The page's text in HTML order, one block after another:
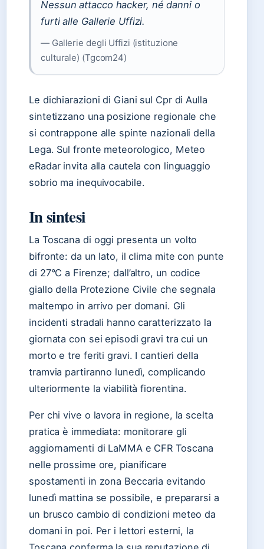
Nessun attacco hacker, né danni o
furti alle Gallerie Uffizi.
— Gallerie degli Uffizi (istituzione
culturale) (Tgcom24)
Le dichiarazioni di Giani sul Cpr di Aulla
sintetizzano una posizione regionale che
si contrappone alle spinte nazionali della
Lega. Sul fronte meteorologico, Meteo
eRadar invita alla cautela con linguaggio
sobrio ma inequivocabile.
In sintesi
La Toscana di oggi presenta un volto
bifronte: da un lato, il clima mite con punte
di 27°C a Firenze; dall’altro, un codice
giallo della Protezione Civile che segnala
maltempo in arrivo per domani. Gli
incidenti stradali hanno caratterizzato la
giornata con sei episodi gravi tra cui un
morto e tre feriti gravi. I cantieri della
tramvia partiranno lunedì, complicando
ulteriormente la viabilità fiorentina.
Per chi vive o lavora in regione, la scelta
pratica è immediata: monitorare gli
aggiornamenti di LaMMA e CFR Toscana
nelle prossime ore, pianificare
spostamenti in zona Beccaria evitando
lunedì mattina se possibile, e prepararsi a
un brusco cambio di condizioni meteo da
domani in poi. Per i lettori esterni, la